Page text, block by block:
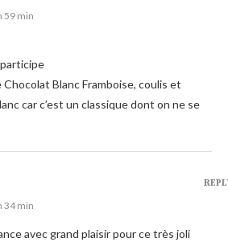
59 min
Blanc Framboise, coulis et
car c’est un classique dont on ne se
34 min
avec grand plaisir pour ce très joli